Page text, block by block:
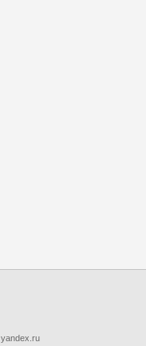
yandex.ru